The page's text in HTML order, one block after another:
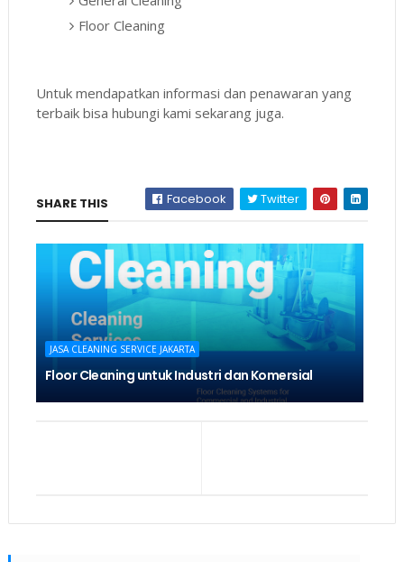
Floor Cleaning
Untuk mendapatkan informasi dan penawaran yang
terbaik bisa hubungi kami sekarang juga.
SHARE THIS Facebook Twitter
JASA CLEANING SERVICE JAKARTA
Floor Cleaning untuk Industri dan Komersial